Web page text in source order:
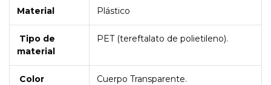
Material Plástico
Tipo de
material
PET (tereftalato de polietileno).
Color Cuerpo Transparente.